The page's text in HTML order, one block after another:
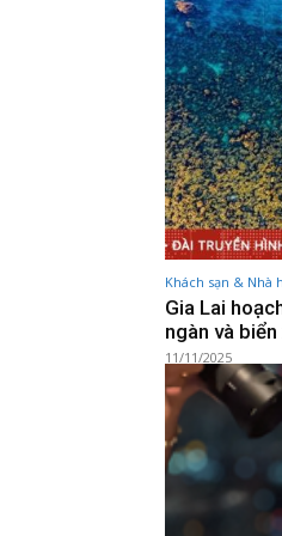
Khách sạn & Nhà
Gia Lai
ngàn và biển
11/11/2025